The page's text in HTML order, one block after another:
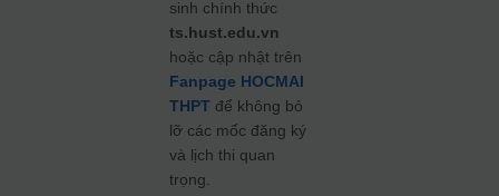
sinh chính thức
ts.hust.edu.vn
hoặc cập nhật trên
Fanpage HOCMAI
THPT để không bỏ
lỡ các mốc đăng ký
và lịch thi quan
trọng.